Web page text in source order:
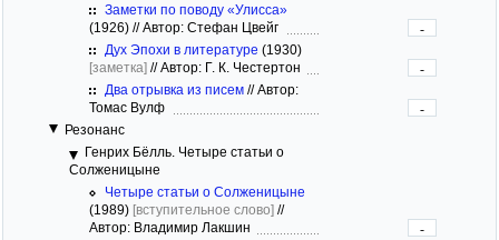
Заметки по поводу «Улисса»
(1926) //Автор: Стефан Цвейг
-
Дух Эпохи в литературе (1930)
[заметка] //Автор: Г. К. Честертон
-
Два отрывка из писем //Автор:
Томас Вулф
-
Резонанс
Генрих Бёлль. Четыре статьи о
Солженицыне
Четыре статьи о Солженицыне
(1989) [вступительное слово] //
Автор: Владимир Лакшин
-